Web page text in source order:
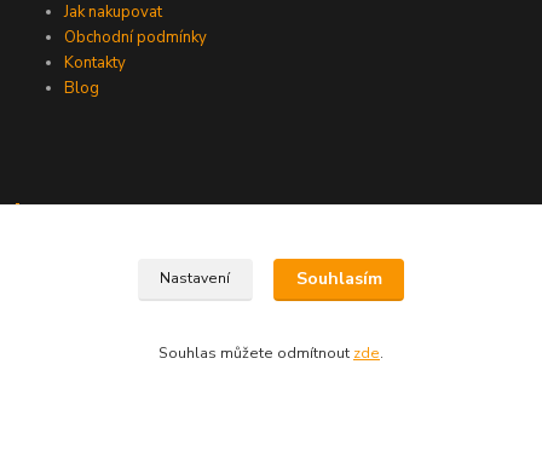
Jak nakupovat
Obchodní podmínky
Kontakty
Blog
Nastavení Souhlasím
Souhlas můžete odmítnout zde.